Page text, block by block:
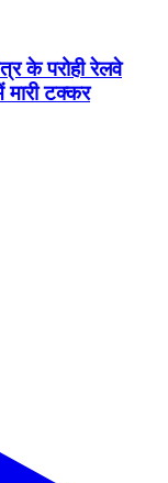
के परोही रेलवे
टक्कर